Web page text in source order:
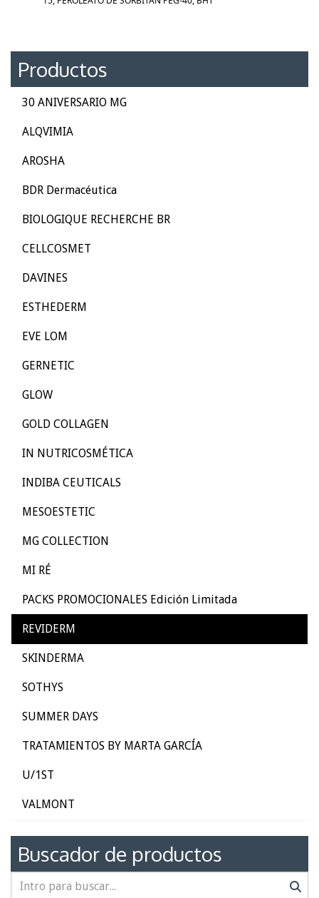
Productos
30 ANIVERSARIO MG
ALQVIMIA
AROSHA
BDR Dermacéutica
BIOLOGIQUE RECHERCHE BR
CELLCOSMET
DAVINES
ESTHEDERM
EVE LOM
GERNETIC
GLOW
GOLD COLLAGEN
IN NUTRICOSMÉTICA
INDIBA CEUTICALS
MESOESTETIC
MG COLLECTION
MI RÉ
PACKS PROMOCIONALES Edición Limitada
REVIDERM
SKINDERMA
SOTHYS
SUMMER DAYS
TRATAMIENTOS BY MARTA GARCÍA
U/1ST
VALMONT
Buscador de productos